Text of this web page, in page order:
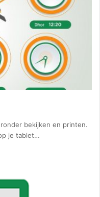
bekijken en printen.
je tablet…